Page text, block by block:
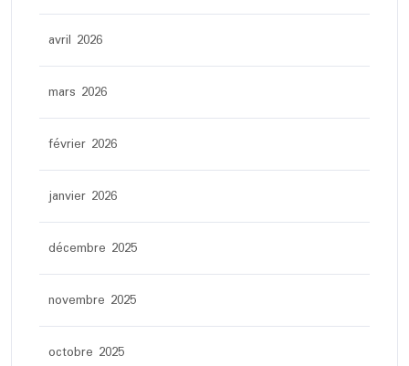
avril 2026
mars 2026
février 2026
janvier 2026
décembre 2025
novembre 2025
octobre 2025